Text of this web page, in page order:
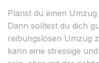
Planst du einen
Dann solltest du dich
reibungslosen Umzug
kann eine stressige